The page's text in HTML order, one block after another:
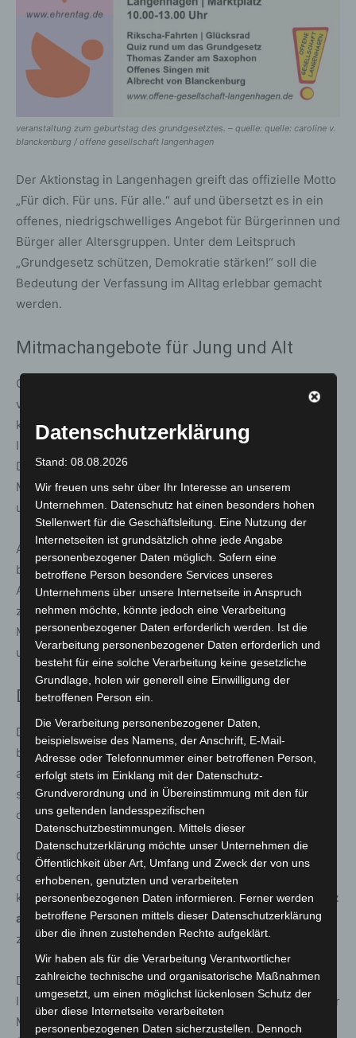
veranstaltung zum geburtstag des grundgesetztes. – quelle: quelle: caroline v.
blanckenburg / offene gesellschaft langenhagen
Der Aktionstag in Langenhagen greift das offizielle Motto
„Für dich. Für uns. Für alle.“ auf und übersetzt es in ein
offenes, niedrigschwelliges Angebot für Bürgerinnen und
Bürger aller Altersgruppen. Unter dem Leitspruch
„Grundgesetz schützen, Demokratie stärken!“ soll die
Bedeutung der Verfassung im Alltag erlebbar gemacht
werden.
Mitmachangebote für Jung und Alt
Organisiert wird der Vormittag unter der Federführung
von Georg Obermayr. Besucherinnen und Besucher
können sich auf verschiedene Aktionen freuen, die
Information und Unterhaltung miteinander verbinden.
Dazu gehören unter anderem Rikscha-Fahrten über den
Marktplatz sowie ein Glücksrad-Quiz, bei dem sich alles
um das Grundgesetz und seine Inhalte dreht.
Auch Musik spielt eine zentrale Rolle: Thomas Zander
begleitet den Tag mit Saxophonklängen, während
Albrecht von Blanckenburg am Klavier oder Akkordeon
zum offenen Mitsingen einlädt. Das gemeinsame
Musizieren soll Austausch fördern und Menschen
unkompliziert miteinander ins Gespräch bringen.
Demokratie vor Ort erlebbar machen
Der Mitmachtag versteht sich als lokaler Beitrag zu einer
bundesweiten Aktion, zu der Frank-Walter Steinmeier
aufgerufen hat. Ziel ist es, die Werte des Grundgesetzes
sichtbar zu machen und das Bewusstsein für
demokratische Rechte und Pflichten zu stärken.
Gerade auf kommunaler Ebene bietet ein solches Format
die Möglichkeit, Demokratie nicht abstrakt, sondern
konkret im öffentlichen Raum zu erleben. Der Marktplatz
als zentraler Ort in Langenhagenwird damit bewusst
zum Treffpunkt für Austausch und Beteiligung.
Die Veranstaltung ist kostenlos und offen für alle
Interessierten. Eine Anmeldung ist nicht erforderlich. Der
Mitmachtag zeigt, wie demokratische Werte jenseits von
Datenschutzerklärung
Stand: 08.08.2026
Wir freuen uns sehr über Ihr Interesse an unserem
Unternehmen. Datenschutz hat einen besonders hohen
Stellenwert für die Geschäftsleitung. Eine Nutzung der
Internetseiten ist grundsätzlich ohne jede Angabe
personenbezogener Daten möglich. Sofern eine
betroffene Person besondere Services unseres
Unternehmens über unsere Internetseite in Anspruch
nehmen möchte, könnte jedoch eine Verarbeitung
personenbezogener Daten erforderlich werden. Ist die
Verarbeitung personenbezogener Daten erforderlich und
besteht für eine solche Verarbeitung keine gesetzliche
Grundlage, holen wir generell eine Einwilligung der
betroffenen Person ein.
Die Verarbeitung personenbezogener Daten,
beispielsweise des Namens, der Anschrift, E-Mail-
Adresse oder Telefonnummer einer betroffenen Person,
erfolgt stets im Einklang mit der Datenschutz-
Grundverordnung und in Übereinstimmung mit den für
uns geltenden landesspezifischen
Datenschutzbestimmungen. Mittels dieser
Datenschutzerklärung möchte unser Unternehmen die
Öffentlichkeit über Art, Umfang und Zweck der von uns
erhobenen, genutzten und verarbeiteten
personenbezogenen Daten informieren. Ferner werden
betroffene Personen mittels dieser Datenschutzerklärung
über die ihnen zustehenden Rechte aufgeklärt.
Wir haben als für die Verarbeitung Verantwortlicher
zahlreiche technische und organisatorische Maßnahmen
umgesetzt, um einen möglichst lückenlosen Schutz der
über diese Internetseite verarbeiteten
personenbezogenen Daten sicherzustellen. Dennoch